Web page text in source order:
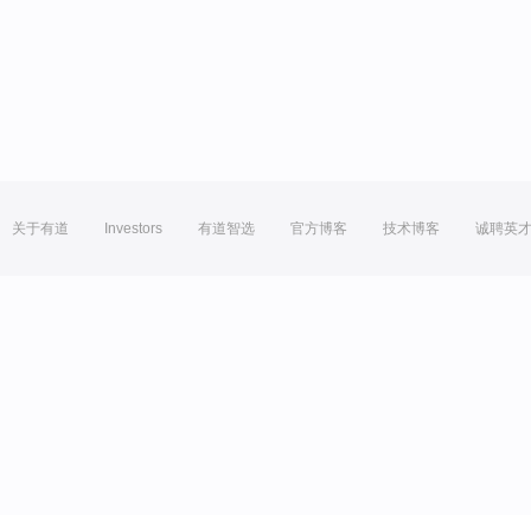
关于有道 Investors 有道智选 官方博客 技术博客 诚聘英才